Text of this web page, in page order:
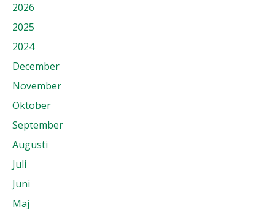
2026
2025
2024
December
November
Oktober
September
Augusti
Juli
Juni
Maj